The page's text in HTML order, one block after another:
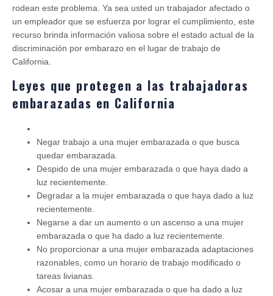
rodean este problema. Ya sea usted un trabajador afectado o
un empleador que se esfuerza por lograr el cumplimiento, este
recurso brinda información valiosa sobre el estado actual de la
discriminación por embarazo en el lugar de trabajo de
California.
Leyes que protegen a las trabajadoras
embarazadas en California
Negar trabajo a una mujer embarazada o que busca
quedar embarazada.
Despido de una mujer embarazada o que haya dado a
luz recientemente.
Degradar a la mujer embarazada o que haya dado a luz
recientemente.
Negarse a dar un aumento o un ascenso a una mujer
embarazada o que ha dado a luz recientemente.
No proporcionar a una mujer embarazada adaptaciones
razonables, como un horario de trabajo modificado o
tareas livianas.
Acosar a una mujer embarazada o que ha dado a luz